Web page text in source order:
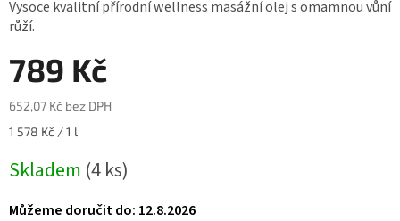
je
0,0
hvězdiček.
Vysoce kvalitní přírodní wellness masážní olej s omamnou vůní
růží.
789 Kč
652,07 Kč bez DPH
Měrná
1 578 Kč / 1 l
Skladem (4 ks)
Můžeme doručit do: 12.8.2026